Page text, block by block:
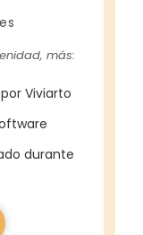
más:
Viviarto
durante